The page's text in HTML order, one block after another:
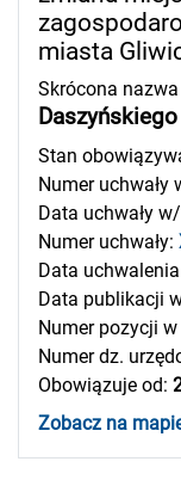
miasta
Skrócona
Daszyńskiego
Stan
Numer uchwały
Data uchwały
Numer uchwały:
Data
Data publikacji
Numer pozycji
Numer dz.
Obowiązuje od:
Zobacz na